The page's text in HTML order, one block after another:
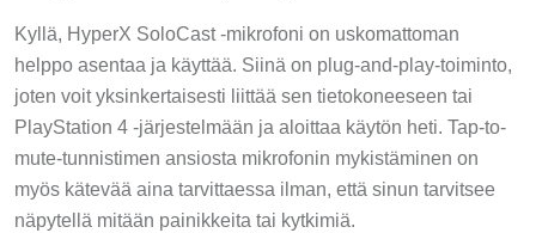
Kyllä, HyperX SoloCast -mikrofoni on uskomattoman
helppo asentaa ja käyttää. Siinä on plug-and-play-toiminto,
joten voit yksinkertaisesti liittää sen tietokoneeseen tai
PlayStation 4 -järjestelmään ja aloittaa käytön heti. Tap-to-
mute-tunnistimen ansiosta mikrofonin mykistäminen on
myös kätevää aina tarvittaessa ilman, että sinun tarvitsee
näpytellä mitään painikkeita tai kytkimiä.